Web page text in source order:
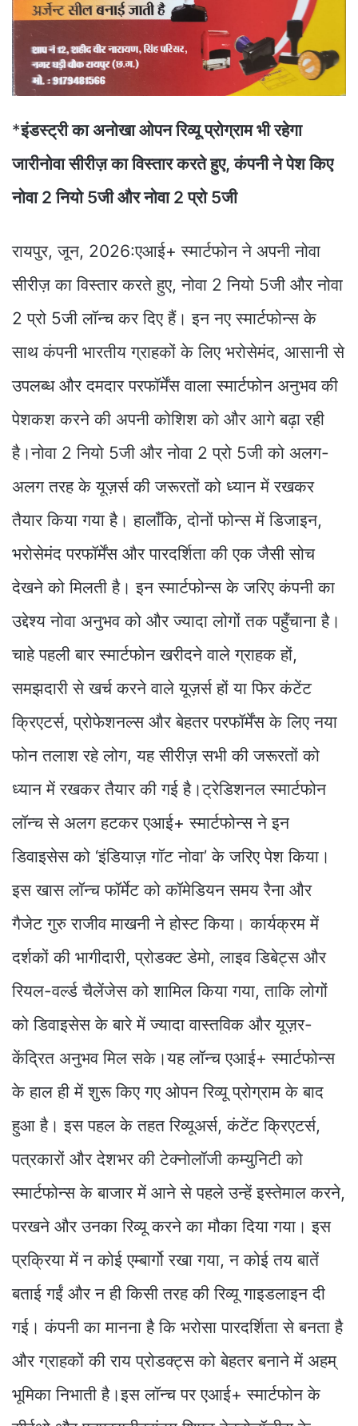
*इंडस्ट्री का अनोखा ओपन रिव्यू प्रोग्राम भी रहेगा
जारीनोवा सीरीज़ का विस्तार करते हुए, कंपनी ने पेश किए
नोवा 2 नियो 5जी और नोवा 2 प्रो 5जी
रायपुर, जून, 2026:एआई+ स्मार्टफोन ने अपनी नोवा
सीरीज़ का विस्तार करते हुए, नोवा 2 नियो 5जी और नोवा
2 प्रो 5जी लॉन्च कर दिए हैं। इन नए स्मार्टफोन्स के
साथ कंपनी भारतीय ग्राहकों के लिए भरोसेमंद, आसानी से
उपलब्ध और दमदार परफॉर्मेंस वाला स्मार्टफोन अनुभव की
पेशकश करने की अपनी कोशिश को और आगे बढ़ा रही
है।नोवा 2 नियो 5जी और नोवा 2 प्रो 5जी को अलग-
अलग तरह के यूज़र्स की जरूरतों को ध्यान में रखकर
तैयार किया गया है। हालाँकि, दोनों फोन्स में डिजाइन,
भरोसेमंद परफॉर्मेंस और पारदर्शिता की एक जैसी सोच
देखने को मिलती है। इन स्मार्टफोन्स के जरिए कंपनी का
उद्देश्य नोवा अनुभव को और ज्यादा लोगों तक पहुँचाना है।
चाहे पहली बार स्मार्टफोन खरीदने वाले ग्राहक हों,
समझदारी से खर्च करने वाले यूज़र्स हों या फिर कंटेंट
क्रिएटर्स, प्रोफेशनल्स और बेहतर परफॉर्मेंस के लिए नया
फोन तलाश रहे लोग, यह सीरीज़ सभी की जरूरतों को
ध्यान में रखकर तैयार की गई है।ट्रेडिशनल स्मार्टफोन
लॉन्च से अलग हटकर एआई+ स्मार्टफोन्स ने इन
डिवाइसेस को ‘इंडियाज़ गॉट नोवा’ के जरिए पेश किया।
इस खास लॉन्च फॉर्मेट को कॉमेडियन समय रैना और
गैजेट गुरु राजीव माखनी ने होस्ट किया। कार्यक्रम में
दर्शकों की भागीदारी, प्रोडक्ट डेमो, लाइव डिबेट्स और
रियल-वर्ल्ड चैलेंजेस को शामिल किया गया, ताकि लोगों
को डिवाइसेस के बारे में ज्यादा वास्तविक और यूज़र-
केंद्रित अनुभव मिल सके।यह लॉन्च एआई+ स्मार्टफोन्स
के हाल ही में शुरू किए गए ओपन रिव्यू प्रोग्राम के बाद
हुआ है। इस पहल के तहत रिव्यूअर्स, कंटेंट क्रिएटर्स,
पत्रकारों और देशभर की टेक्नोलॉजी कम्युनिटी को
स्मार्टफोन्स के बाजार में आने से पहले उन्हें इस्तेमाल करने,
परखने और उनका रिव्यू करने का मौका दिया गया। इस
प्रक्रिया में न कोई एम्बार्गो रखा गया, न कोई तय बातें
बताई गईं और न ही किसी तरह की रिव्यू गाइडलाइन दी
गई। कंपनी का मानना है कि भरोसा पारदर्शिता से बनता है
और ग्राहकों की राय प्रोडक्ट्स को बेहतर बनाने में अहम्
भूमिका निभाती है।इस लॉन्च पर एआई+ स्मार्टफोन के